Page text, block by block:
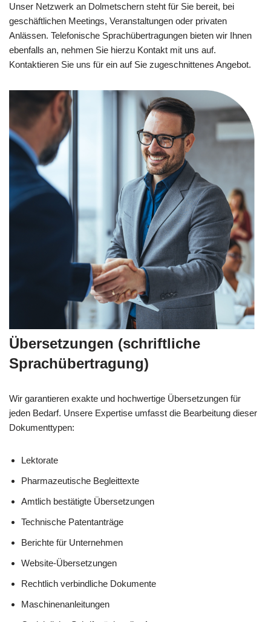
Unser Netzwerk an Dolmetschern steht für Sie bereit, bei
geschäftlichen Meetings, Veranstaltungen oder privaten
Anlässen. Telefonische Sprachübertragungen bieten wir Ihnen
ebenfalls an, nehmen Sie hierzu Kontakt mit uns auf.
Kontaktieren Sie uns für ein auf Sie zugeschnittenes Angebot.
Übersetzungen (schriftliche
Sprachübertragung)
Wir garantieren exakte und hochwertige Übersetzungen für
jeden Bedarf. Unsere Expertise umfasst die Bearbeitung dieser
Dokumenttypen:
Lektorate
Pharmazeutische Begleittexte
Amtlich bestätigte Übersetzungen
Technische Patentanträge
Berichte für Unternehmen
Website-Übersetzungen
Rechtlich verbindliche Dokumente
Maschinenanleitungen